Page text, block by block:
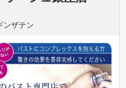
ンザテン